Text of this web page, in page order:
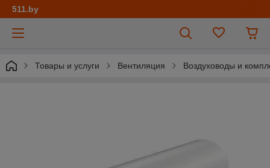
511.by
Товары и услуги Вентиляция Воздуховоды и